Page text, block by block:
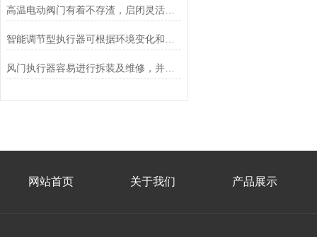
高温电动阀门有着不存渣，启闭灵活，不卡阻的特点
风门执行器容易进行拆装及维修，并可在任意位置安装
网站首页 关于我们 产品展示